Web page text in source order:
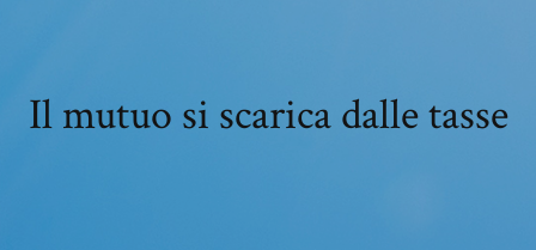
Il mutuo si scarica dalle tasse